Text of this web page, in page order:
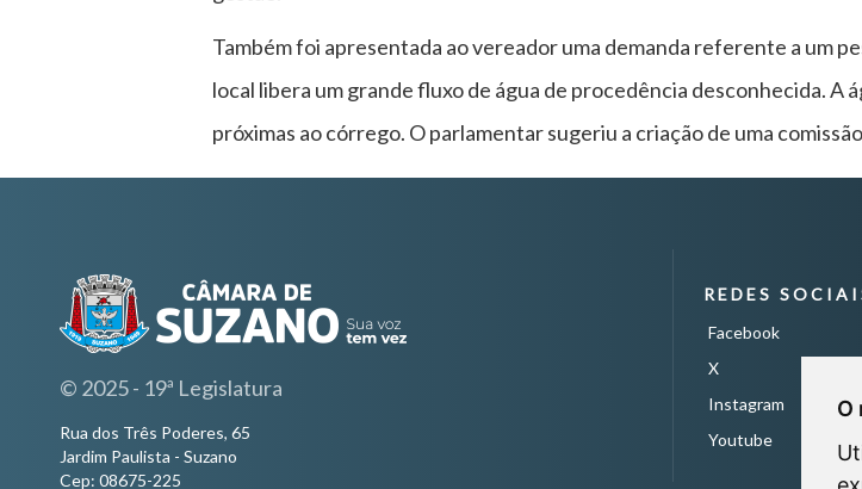
O
Também foi apresentada ao vereador uma demanda referente a um
local libera um grande fluxo de água de procedência desconhecida. A
próximas ao córrego. O parlamentar sugeriu a criação de uma
© 2025 - 19ª Legislatura
Rua dos Três Poderes, 65
Jardim Paulista - Suzano
Cep: 08675-225
REDES
Facebook
X
Instagram
Youtube